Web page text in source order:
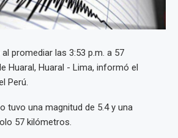
promediar las 3:53 p.m. a 57
Huaral, Huaral - Lima, informó el
Perú.
tuvo una magnitud de 5.4 y una
57 kilómetros.